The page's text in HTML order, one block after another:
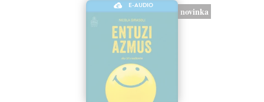
E-AUDIO
novinka